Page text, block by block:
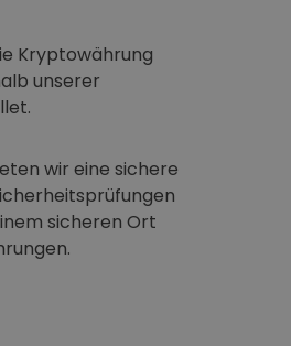
Kryptowährung
unserer
wir eine sichere
sicheren Ort